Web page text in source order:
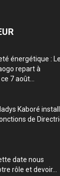
énergétique : Le
repart à
7 août...
Kaboré
de
date nous
rôle et devoir...